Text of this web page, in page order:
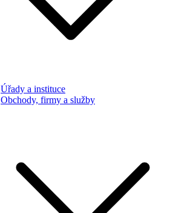
Úřady a instituce
Obchody, firmy a služby